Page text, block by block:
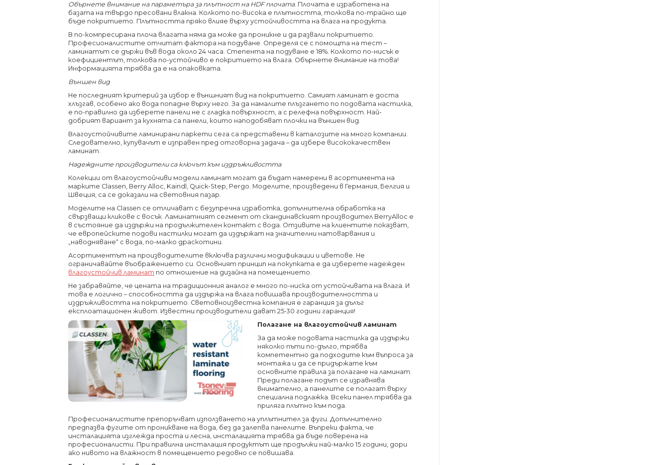
Обърнете внимание на параметъра за плътност на HDF плочата. Плочата е изработена на
базата на твърдо пресовани влакна. Колкото по-висока е плътността, толкова по-трайно ще
бъде покритието. Плътността пряко влияе върху устойчивостта на влага на продукта.
В по-компресирана плоча влагата няма да може да проникне и да развали покритието.
Професионалистите отчитат фактора на подуване. Определя се с помощта на тест –
ламинатът се държи във вода около 24 часа. Степента на подуване е 18%. Колкото по-нисък е
коефициентът, толкова по-устойчиво е покритието на влага. Обърнете внимание на това!
Информацията трябва да е на опаковката.
Външен вид
Не последният критерий за избор е външният вид на покритието. Самият ламинат е доста
хлъзгав, особено ако вода попадне върху него. За да намалите плъзгането по подовата настилка,
е по-правилно да изберете панели не с гладка повърхност, а с релефна повърхност. Най-
добрият вариант за кухнята са панели, които наподобяват плочки на външен вид.
Влагоустойчивите ламинирани паркети сега са представени в каталозите на много компании.
Следователно, купувачът е изправен пред отговорна задача – да избере висококачествен
ламинат.
Надеждните производители са ключът към издръжливостта
Колекции от влагоустойчиви модели ламинат могат да бъдат намерени в асортимента на
марките Classen, Berry Alloc, Kaindl, Quick-Step, Pergo. Моделите, произведени в Германия, Белгия и
Швеция, са се доказали на световния пазар.
Моделите на Classen се отличават с безупречна изработка, допълнителна обработка на
свързващи кликове с восък. Ламинатният сегмент от скандинавският производител BerryAlloc е
в състояние да издържи на продължителен контакт с вода. Отзивите на клиентите показват,
че европейските подови настилки могат да издържат на значителни натоварвания и
„наводняване“ с вода, по-малко драскотини.
Асортиментът на производителите включва различни модификации и цветове. Не
ограничавайте въображението си. Основният принцип на покупката е да изберете надежден
влагоустойчив ламинат по отношение на дизайна на помещението.
Не забравяйте, че цената на традиционния аналог е много по-ниска от устойчивата на влага. И
това е логично – способността да издържа на влага повишава производителността и
издръжливостта на покритието. Световноизвестна компания е гаранция за дълъг
експлоатационен живот. Известни производители дават 25-30 години гаранция!
Полагане на влагоустойчив ламинат
За да може подовата настилка да издържи
няколко пъти по-дълго, трябва
компетентно да подходите към въпроса за
монтажа и да се придържате към
основните правила за полагане на ламинат.
Преди полагане подът се изравнява
внимателно, а панелите се полагат върху
специална подлажка. Всеки панел трябва да
приляга плътно към пода.
Професионалистите препоръчват използването на уплътнител за фуги. Допълнително
предпазва фугите от проникване на вода, без да залепва панелите. Въпреки факта, че
инсталацията изглежда проста и лесна, инсталацията трябва да бъде поверена на
професионалисти. При правилна инсталация продуктът ще продължи най-малко 15 години, дори
ако нивото на влажност в помещението редовно се повишава.